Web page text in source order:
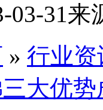
03-31来
» 行业资
大优